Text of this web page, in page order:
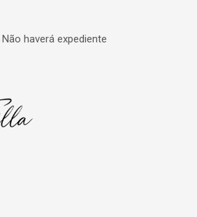
Não haverá expediente